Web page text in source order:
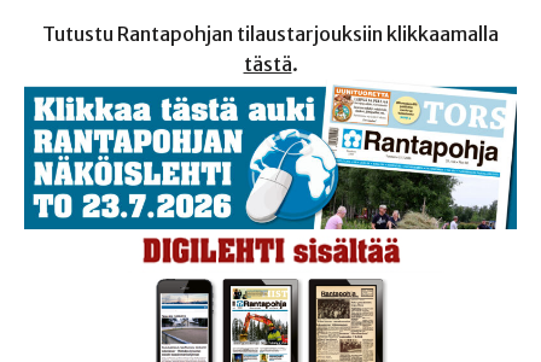
Tutustu Rantapohjan tilaustarjouksiin klikkaamalla
tästä.